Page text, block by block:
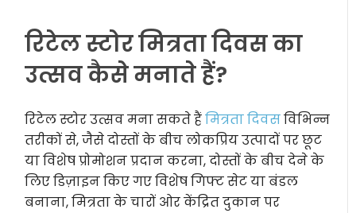
रिटेल स्टोर मित्रता दिवस का
उत्सव कैसे मनाते हैं?
रिटेल स्टोर उत्सव मना सकते हैंमित्रता दिवसविभिन्न
तरीकों से, जैसे दोस्तों के बीच लोकप्रिय उत्पादों पर छूट
या विशेष प्रोमोशन प्रदान करना, दोस्तों के बीच देने के
लिए डिज़ाइन किए गए विशेष गिफ्ट सेट या बंडल
बनाना, मित्रता के चारों ओर केंद्रित दुकान पर